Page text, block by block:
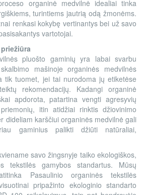
organinė medvilnė idealiai tinka
turintiems jautrią odą žmonėms.
renkasi kokybę vertinantys bei už savo
vartotojai.
pluošto gaminių yra labai svarbu
mašinoje organinės medvilnės
tik tuomet, jei tai nurodoma jų etiketėse
rekomendacijų. Kadangi organinė
apdorota, patartina vengti agresyvių
itin atidžiai rinktis džiovinimo
dideliam karščiui organinės medvilnė gali
gaminius palikti džiūti natūraliai,
savo žingsnyje taiko ekologiškos,
tekstilės gamybos standartus. Mūsų
Pasaulinio organinės tekstilės
pripažinto ekologinio standarto